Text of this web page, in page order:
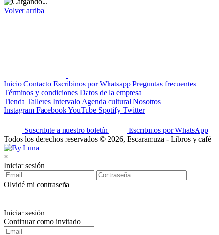
Volver arriba
Inicio Contacto Escribinos por Whatsapp Preguntas frecuentes
Términos y condiciones Datos de la empresa
Tienda Talleres Intervalo Agenda cultural Nosotros
Instagram FacebookYouTube Spotify Twitter
Suscribite a nuestro boletín
Escribinos por WhatsApp
Todos los derechos reservados © 2026, Escaramuza - Libros y café
×
Iniciar sesión
Olvidé mi contraseña
Iniciar sesión
Continuar como invitado